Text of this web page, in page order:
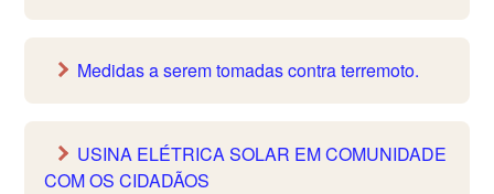
Medidas a serem tomadas contra terremoto.
USINA ELÉTRICA SOLAR EM COMUNIDADE
COM OS CIDADÃOS